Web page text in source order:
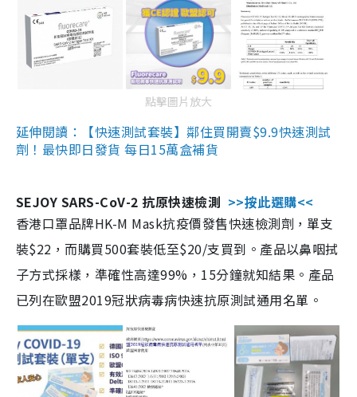
點擊圖片放大
延伸閱讀：【快速測試套裝】鄰住買開賣$9.9快速測試
劑！最快即日發貨 每日15萬盒補貨
SEJOY SARS-CoV-2 抗原快速檢測 >>按此選購<<
香港口罩品牌HK-M Mask抗疫價發售快速檢測劑，單支
裝$22，而購買500套裝低至$20/支買到。產品以鼻咽拭
子方式採樣，準確性高達99%，15分鐘就知結果。產品
已列在歐盟2019冠狀病毒病快速抗原測試通用名單。